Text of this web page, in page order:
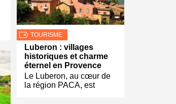
TOURISME
Luberon : villages
historiques et charme
éternel en Provence
Le Luberon, au cœur de
la région PACA, est